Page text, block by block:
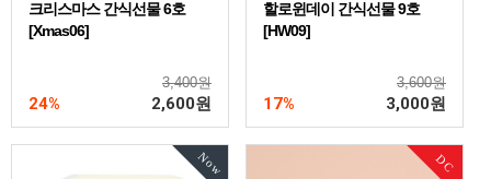
크리스마스 간식선물 6호
[Xmas06]
3,400원
24% 2,600원
할로윈데이 간식선물 9호
[HW09]
3,600원
17% 3,000원
Now DC